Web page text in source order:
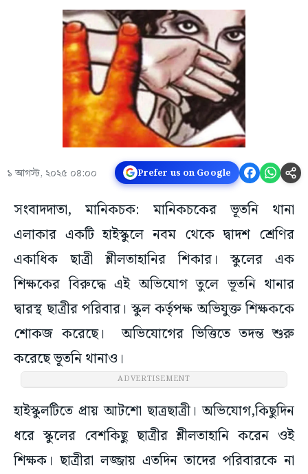
১ আগস্ট, ২০২৫ ০৪:০০ Prefer us on Google
সংবাদদাতা, মানিকচক: মানিকচকের ভূতনি থানা
এলাকার একটি হাইস্কুলে নবম থেকে দ্বাদশ শ্রেণির
একাধিক ছাত্রী শ্লীলতাহানির শিকার। স্কুলের এক
শিক্ষকের বিরুদ্ধে এই অভিযোগ তুলে ভূতনি থানার
দ্বারস্থ ছাত্রীর পরিবার। স্কুল কর্তৃপক্ষ অভিযুক্ত শিক্ষককে
শোকজ করেছে। অভিযোগের ভিত্তিতে তদন্ত শুরু
করেছে ভূতনি থানাও।
ADVERTISEMENT
হাইস্কুলটিতে প্রায় আটশো ছাত্রছাত্রী। অভিযোগ,কিছুদিন
ধরে স্কুলের বেশকিছু ছাত্রীর শ্লীলতাহানি করেন ওই
শিক্ষক। ছাত্রীরা লজ্জায় এতদিন তাদের পরিবারকে না